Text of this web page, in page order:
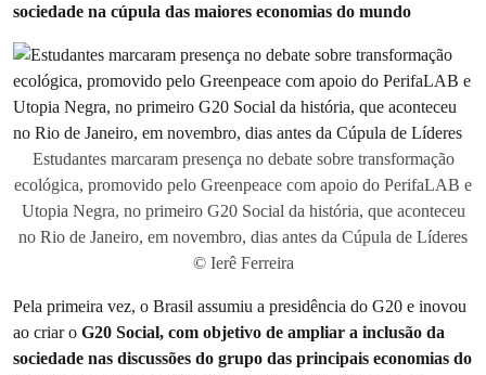
sociedade na cúpula das maiores economias do mundo
Estudantes marcaram presença no debate sobre transformação
ecológica, promovido pelo Greenpeace com apoio do PerifaLAB e
Utopia Negra, no primeiro G20 Social da história, que aconteceu
no Rio de Janeiro, em novembro, dias antes da Cúpula de Líderes
© Ierê Ferreira
Pela primeira vez, o Brasil assumiu a presidência do G20 e inovou
ao criar o G20 Social, com objetivo de ampliar a inclusão da
sociedade nas discussões do grupo das principais economias do